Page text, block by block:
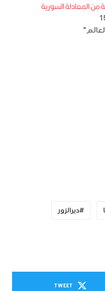
من المعادلة السورية
ديرالزور
TWEET